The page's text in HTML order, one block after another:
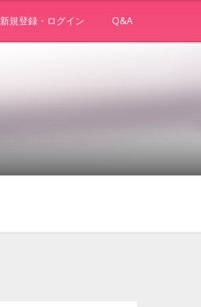
新規登録・ログイン Q&A